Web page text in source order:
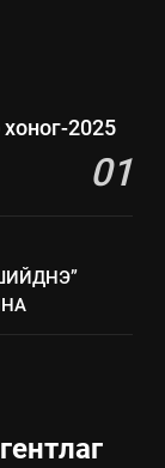
2025
01
хүрээнд